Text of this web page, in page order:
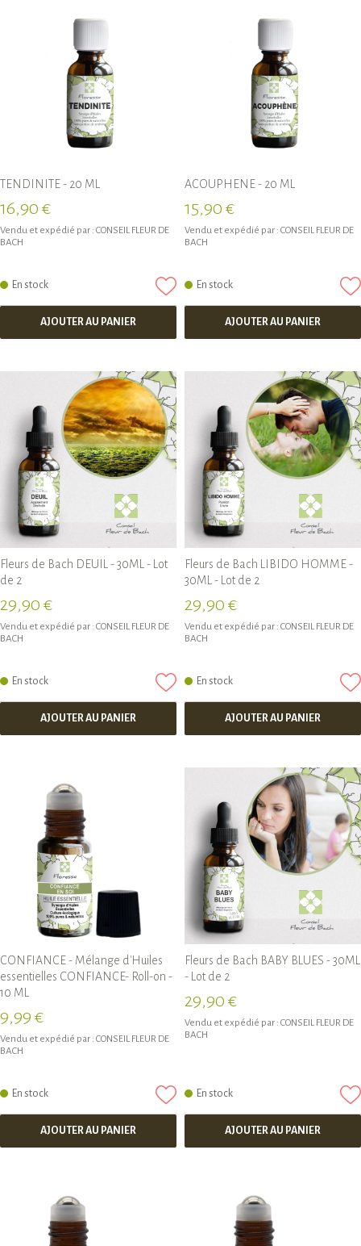
TENDINITE - 20 ML
16,90 €
Vendu et expédié par : CONSEIL FLEUR DE
BACH
En stock
AJOUTER AU PANIER
ACOUPHENE - 20 ML
15,90 €
Vendu et expédié par : CONSEIL FLEUR DE
BACH
En stock
AJOUTER AU PANIER
Fleurs de Bach DEUIL - 30ML - Lot
de 2
29,90 €
Vendu et expédié par : CONSEIL FLEUR DE
BACH
En stock
AJOUTER AU PANIER
Fleurs de Bach LIBIDO HOMME -
30ML - Lot de 2
29,90 €
Vendu et expédié par : CONSEIL FLEUR DE
BACH
En stock
AJOUTER AU PANIER
CONFIANCE - Mélange d'Huiles
essentielles CONFIANCE- Roll-on -
10 ML
9,99 €
Vendu et expédié par : CONSEIL FLEUR DE
BACH
En stock
AJOUTER AU PANIER
Fleurs de Bach BABY BLUES - 30ML
- Lot de 2
29,90 €
Vendu et expédié par : CONSEIL FLEUR DE
BACH
En stock
AJOUTER AU PANIER